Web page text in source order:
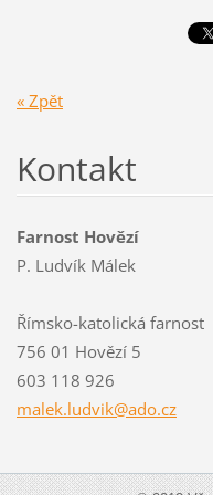
« Zpět
Kontakt
Farnost Hovězí
P. Ludvík Málek
Římsko-katolická farnost
756 01 Hovězí 5
603 118 926
malek.ludvik@ado.cz